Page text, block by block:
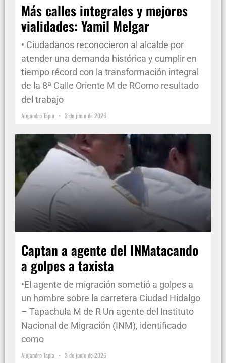
Más calles integrales y mejores
vialidades: Yamil Melgar
• Ciudadanos reconocieron al alcalde por
atender una demanda histórica y cumplir en
tiempo récord con la transformación integral
de la 8ª Calle Oriente M de RComo resultado
del trabajo
Alejandro Tapia 3 de junio de 2026
Captan a agente del INMatacando
a golpes a taxista
•El agente de migración sometió a golpes a
un hombre sobre la carretera Ciudad Hidalgo
– Tapachula M de R Un agente del Instituto
Nacional de Migración (INM), identificado
como
Alejandro Tapia 3 de junio de 2026